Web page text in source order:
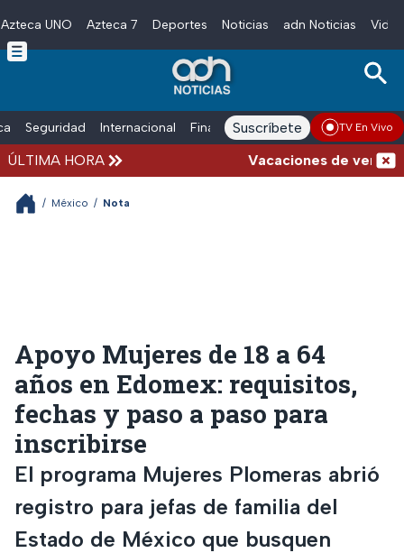
Skip to main content
Azteca UNO Azteca 7 Deportes Noticias adn Noticias
Seguridad Internacional Finanzas adn Noticias Radio
Suscríbete TV En Vivo
ÚLTIMA HORA Vacaciones de verano
/ México / Nota
Apoyo Mujeres de 18 a 64
años en Edomex: requisitos,
fechas y paso a paso para
inscribirse
El programa Mujeres Plomeras abrió
registro para jefas de familia del
Estado de México que busquen